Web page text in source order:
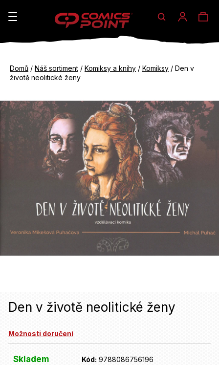
Hledat
Domů / Náš sortiment / Komiksy a knihy / Komiksy / Den v
životě neolitické ženy
Den v životě neolitické ženy
Možnosti doručení
Skladem Kód: 9788086756196
K
k
do
do
o
p
o
e
n
j